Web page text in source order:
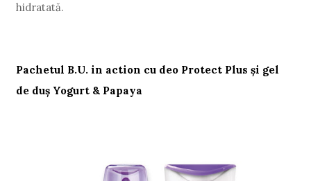
hidratată.
Pachetul B.U. in action cu deo Protect Plus şi gel
de duş Yogurt & Papaya